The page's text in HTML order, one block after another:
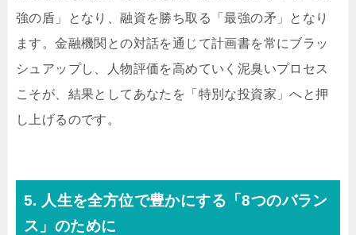
強の盾」となり、融資を勝ち取る「最強の矛」となり
ます。金融機関との対話を通じて計画書を常にブラッ
シュアップし、人物評価を高めていく泥臭いプロセス
こそが、結果としてあなたを「特別な投資家」へと押
し上げるのです。
5. 人生を全方位で豊かにする「8つのバラン
ス」のために